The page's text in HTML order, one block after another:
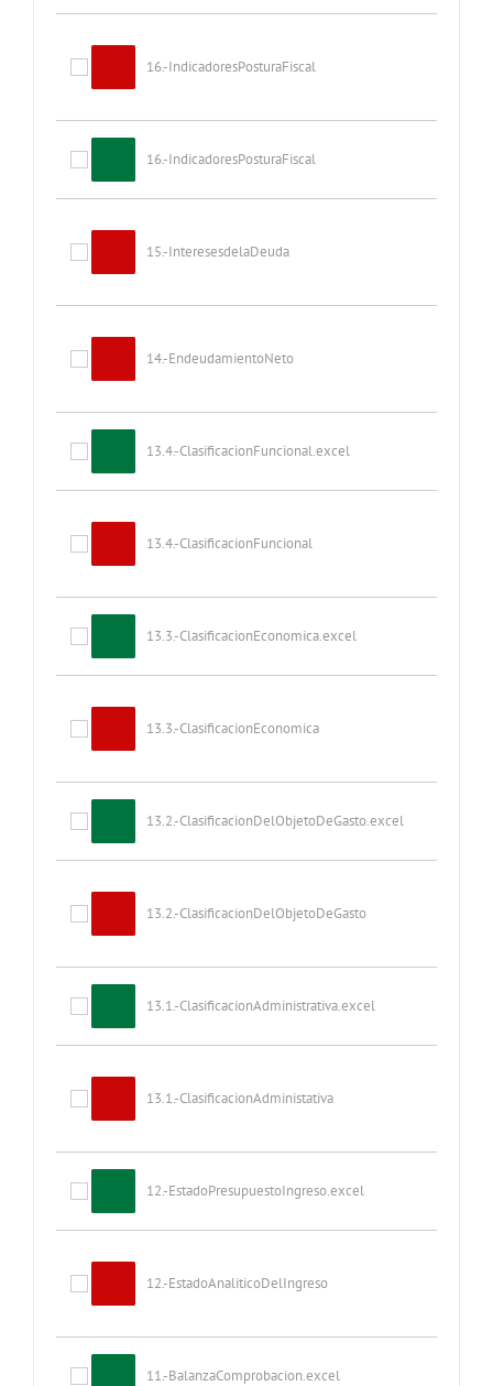
16.-IndicadoresPosturaFiscal
16.-IndicadoresPosturaFiscal
15.-InteresesdelaDeuda
14.-EndeudamientoNeto
13.4.-ClasificacionFuncional.excel
13.4.-ClasificacionFuncional
13.3.-ClasificacionEconomica.excel
13.3.-ClasificacionEconomica
13.2.-ClasificacionDelObjetoDeGasto.excel
13.2.-ClasificacionDelObjetoDeGasto
13.1.-ClasificacionAdministrativa.excel
13.1.-ClasificacionAdministativa
12.-EstadoPresupuestoIngreso.excel
12.-EstadoAnaliticoDelIngreso
11.-BalanzaComprobacion.excel